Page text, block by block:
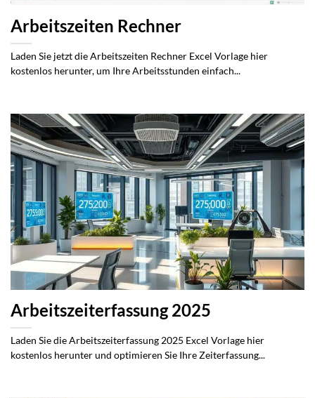
Arbeitszeiten Rechner
Laden Sie jetzt die Arbeitszeiten Rechner Excel Vorlage hier
kostenlos herunter, um Ihre Arbeitsstunden einfach...
Arbeitszeiterfassung 2025
Laden Sie die Arbeitszeiterfassung 2025 Excel Vorlage hier
kostenlos herunter und optimieren Sie Ihre Zeiterfassung...